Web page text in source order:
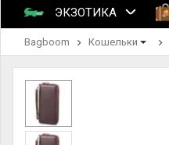
ЭКЗОТИКА
Bagboom Кошельки